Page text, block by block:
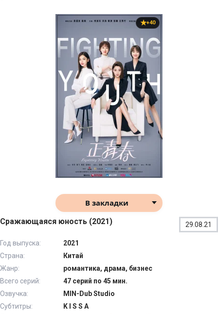
+40
В закладки
Сражающаяся юность (2021) 29.08.21
Год выпуска:
2021
Страна:
Китай
Жанр:
романтика, драма, бизнес
Всего серий:
47 серий по 45 мин.
Озвучка:
MIN-Dub Studio
Субтитры:
K I S S A